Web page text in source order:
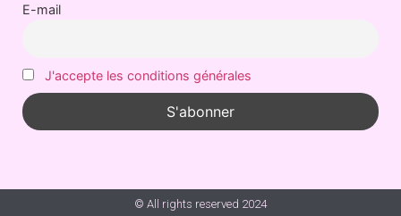
E-mail
J'accepte les conditions générales
© All rights reserved 2024